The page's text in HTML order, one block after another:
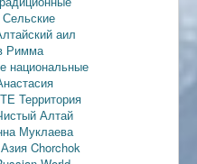
Сельские
аил
Римма
национальные
Территория
Алтай
Муклаева
Chorchok